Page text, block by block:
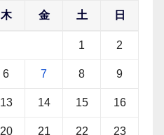
木 金 土 日
1 2
6 7 8 9
13 14 15 16
20 21 22 23